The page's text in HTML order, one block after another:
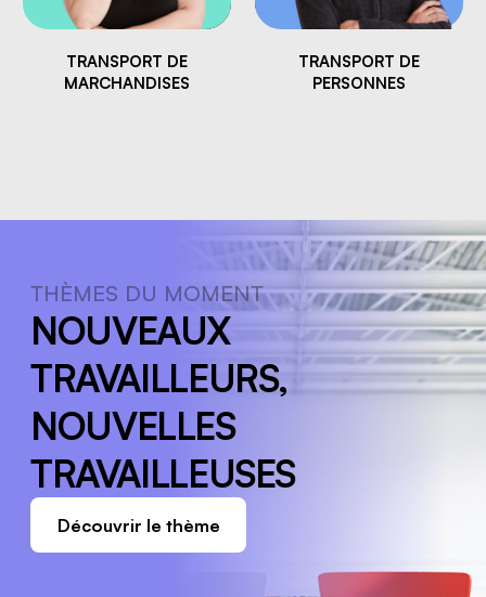
TRANSPORT DE
MARCHANDISES
TRANSPORT DE
PERSONNES
THÈMES DU MOMENT
NOUVEAUX
TRAVAILLEURS,
NOUVELLES
TRAVAILLEUSES
Découvrir le thème